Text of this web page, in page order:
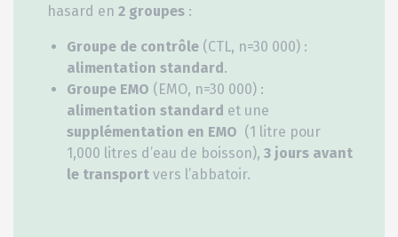
hasard en 2 groupes :
Groupe de contrôle (CTL, n=30 000) :
alimentation standard .
Groupe EMO (EMO, n=30 000) :
alimentation standard et une
supplémentation en EMO (1 litre pour
1,000 litres d’eau de boisson), 3 jours avant
le transport vers l’abbatoir.